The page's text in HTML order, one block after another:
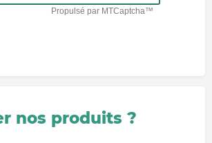
nos produits ?